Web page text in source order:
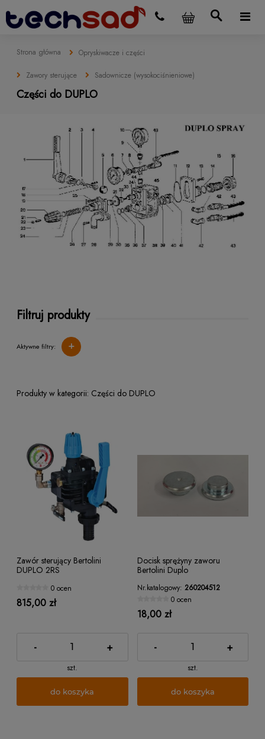
Strona główna Opryskiwacze i części
Zawory sterujące Sadownicze (wysokociśnieniowe)
Części do DUPLO
Filtruj produkty
Aktywne filtry: +
Części do DUPLO
Zawór sterujący Bertolini
DUPLO 2RS
0 ocen
815,00 zł
- +
szt.
do koszyka
Docisk sprężyny zaworu
Bertolini Duplo
Nr.katalogowy: 260204512
0 ocen
18,00 zł
- +
szt.
do koszyka